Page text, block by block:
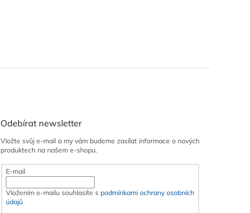
Odebírat newsletter
Vložte svůj e-mail a my vám budeme zasílat informace o nových
produktech na našem e-shopu.
E-mail
Vložením e-mailu souhlasíte s podmínkami ochrany osobních
údajů